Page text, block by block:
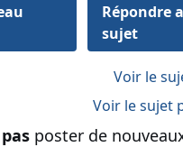
Répondre
sujet
Voir le
Voir le sujet
poster de